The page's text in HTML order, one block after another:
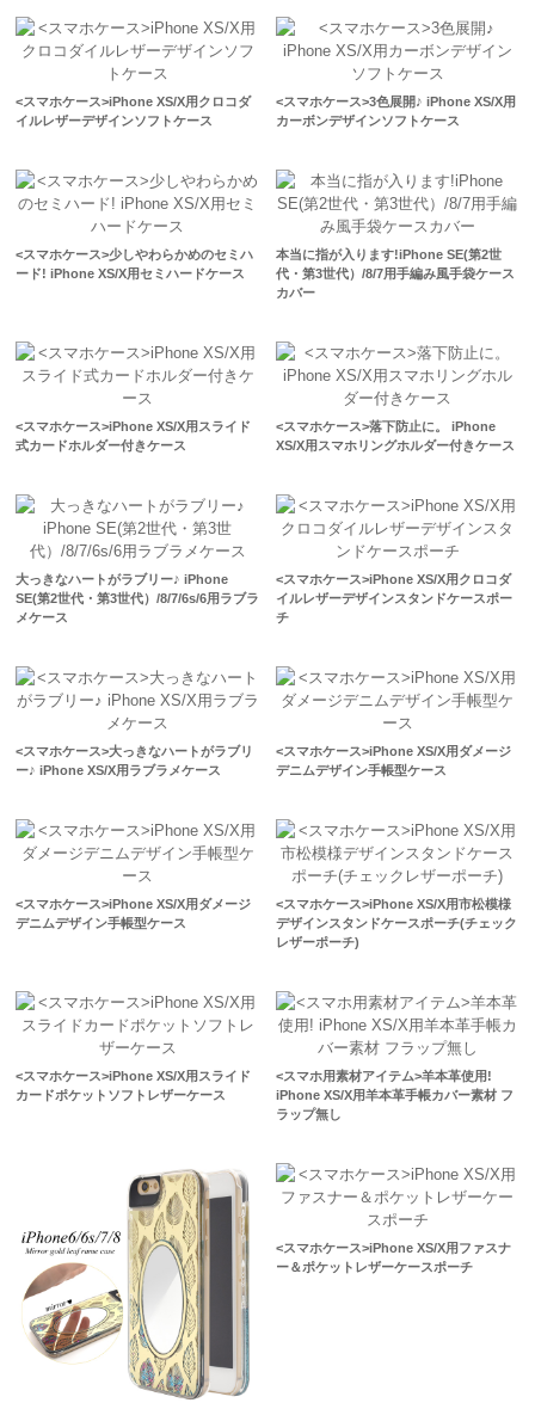
<スマホケース>iPhone XS/X用クロコダ
イルレザーデザインソフトケース
<スマホケース>3色展開♪ iPhone XS/X用
カーボンデザインソフトケース
<スマホケース>少しやわらかめのセミハ
ード! iPhone XS/X用セミハードケース
本当に指が入ります!iPhone SE(第2世
代・第3世代）/8/7用手編み風手袋ケース
カバー
<スマホケース>iPhone XS/X用スライド
式カードホルダー付きケース
<スマホケース>落下防止に。 iPhone
XS/X用スマホリングホルダー付きケース
大っきなハートがラブリー♪ iPhone
SE(第2世代・第3世代）/8/7/6s/6用ラブラ
メケース
<スマホケース>iPhone XS/X用クロコダ
イルレザーデザインスタンドケースポー
チ
<スマホケース>大っきなハートがラブリ
ー♪ iPhone XS/X用ラブラメケース
<スマホケース>iPhone XS/X用ダメージ
デニムデザイン手帳型ケース
<スマホケース>iPhone XS/X用ダメージ
デニムデザイン手帳型ケース
<スマホケース>iPhone XS/X用市松模様
デザインスタンドケースポーチ(チェック
レザーポーチ)
<スマホケース>iPhone XS/X用スライド
カードポケットソフトレザーケース
<スマホ用素材アイテム>羊本革使用!
iPhone XS/X用羊本革手帳カバー素材 フ
ラップ無し
<スマホケース>iPhone XS/X用ファスナ
ー＆ポケットレザーケースポーチ